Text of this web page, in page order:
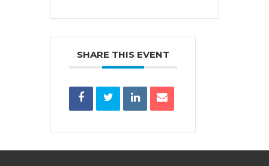
SHARE THIS EVENT